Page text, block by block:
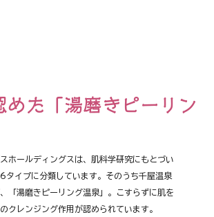
めた「湯磨きピーリン
ホールディングスは、肌科学研究にもとづい
タイプに分類しています。そのうち千屋温泉
「湯磨きピーリング温泉」。こすらずに肌を
クレンジング作用が認められています。